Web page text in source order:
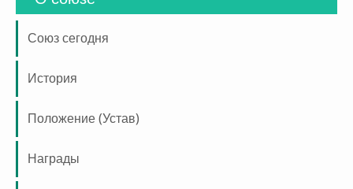
Союз сегодня
История
Положение (Устав)
Награды